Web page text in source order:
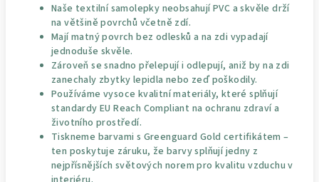
Naše textilní samolepky neobsahují PVC a skvěle drží
na většině povrchů včetně zdí.
Mají matný povrch bez odlesků a na zdi vypadají
jednoduše skvěle.
Zároveň se snadno přelepují i odlepují, aniž by na zdi
zanechaly zbytky lepidla nebo zeď poškodily.
Používáme vysoce kvalitní materiály, které splňují
standardy EU Reach Compliant na ochranu zdraví a
životního prostředí.
Tiskneme barvami s Greenguard Gold certifikátem –
ten poskytuje záruku, že barvy splňují jedny z
nejpřísnějších světových norem pro kvalitu vzduchu v